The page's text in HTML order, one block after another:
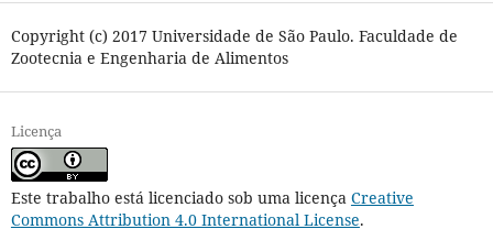
Copyright (c) 2017 Universidade de São Paulo. Faculdade de
Zootecnia e Engenharia de Alimentos
Licença
Este trabalho está licenciado sob uma licença Creative
Commons Attribution 4.0 International License.